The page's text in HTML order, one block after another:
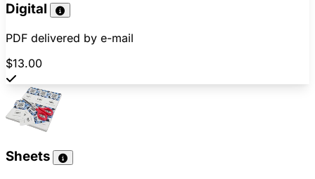
Digital
PDF delivered by e-mail
$13.00
Sheets